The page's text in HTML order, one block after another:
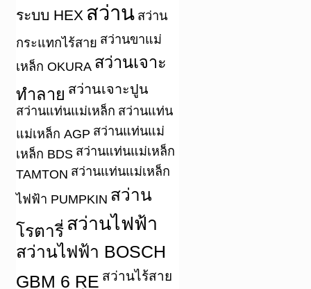
ระบบ HEX สว่าน สว่าน
กระแทกไร้สาย สว่านขาแม่
เหล็ก OKURA สว่านเจาะ
ทำลาย สว่านเจาะปูน
สว่านแท่นแม่เหล็ก สว่านแท่น
แม่เหล็ก AGP สว่านแท่นแม่
เหล็ก BDS สว่านแท่นแม่เหล็ก
TAMTON สว่านแท่นแม่เหล็ก
ไฟฟ้า PUMPKIN สว่าน
โรตารี่ สว่านไฟฟ้า
สว่านไฟฟ้า BOSCH
GBM 6 RE สว่านไร้สาย